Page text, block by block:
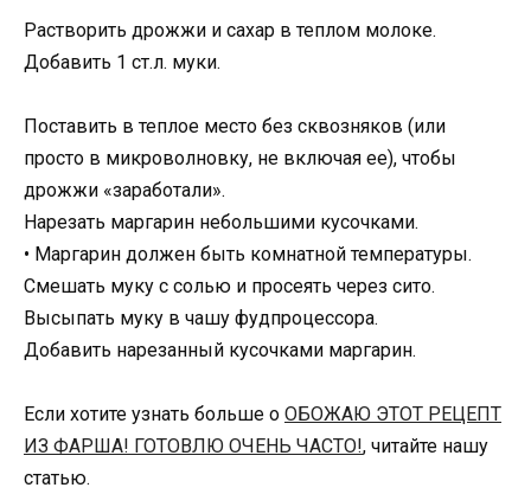
Растворить дрожжи и сахар в теплом молоке.
Добавить 1 ст.л. муки.
Поставить в теплое место без сквозняков (или
просто в микроволновку, не включая ее), чтобы
дрожжи «заработали».
Нарезать маргарин небольшими кусочками.
• Маргарин должен быть комнатной температуры.
Смешать муку с солью и просеять через сито.
Высыпать муку в чашу фудпроцессора.
Добавить нарезанный кусочками маргарин.
Если хотите узнать больше о ОБОЖАЮ ЭТОТ РЕЦЕПТ
ИЗ ФАРША! ГОТОВЛЮ ОЧЕНЬ ЧАСТО!, читайте нашу
статью.